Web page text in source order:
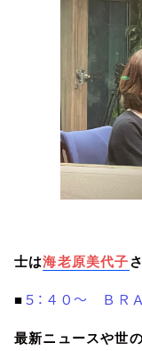
気
士は海老原美代子
■ ５：４０～ ＢＲ
最新ニュースや世